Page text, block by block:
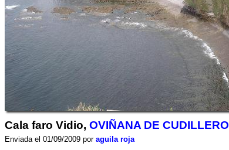
Cala faro Vidio, OVIÑANA DE CUDILLERO
Enviada el 01/09/2009 por aguila roja